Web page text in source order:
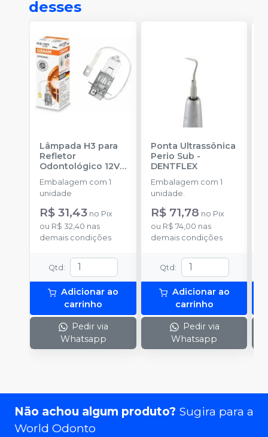
desses
Lâmpada H3 para
Refletor
Odontológico 12V
55W
-
Embalagem com 1
unidade
R$ 31,43 no Pix
ou R$ 32,40 nas
demais condições
Qtd :
Adicionar ao
carrinho
Pedir via
Whatsapp
Ponta Ultrassônica
Perio Sub -
DENTFLEX
Embalagem com 1
unidade.
R$ 71,78 no Pix
ou R$ 74,00 nas
demais condições
Qtd :
Adicionar ao
carrinho
Pedir via
Whatsapp
Não achou algum produto? Sugira para a
World Odonto